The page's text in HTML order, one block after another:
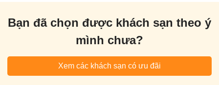
Bạn đã chọn được khách sạn theo ý
mình chưa?
Xem các khách sạn có ưu đãi